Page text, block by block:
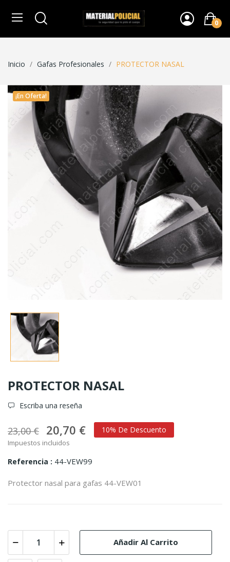
0
Inicio Gafas Profesionales PROTECTOR NASAL
¡En Oferta!
PROTECTOR NASAL
Escriba una reseña
23,00 € 20,70 € 10% De Descuento
Impuestos incluidos
Referencia 44-VEW99
Protector nasal para gafas 44-VEW01
Añadir Al Carrito